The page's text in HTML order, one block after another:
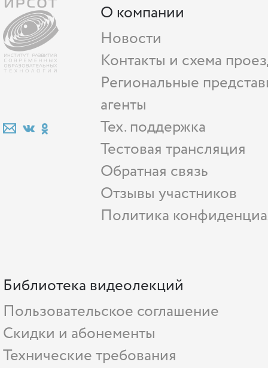
О компании
Новости
Контакты и схема
Региональные
агенты
Тех. поддержка
Тестовая трансляция
Обратная связь
Отзывы участников
Политика
Библиотека видеолекций
Пользовательское соглашение
Скидки и абонементы
Технические требования